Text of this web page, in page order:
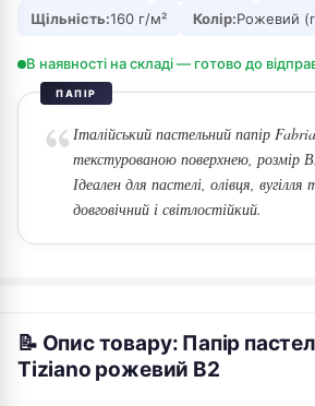
Щільність:160 г/м² Колір:Рожевий
В наявності на складі — готово до
ПАПІР
Італійський пастельний папір
текстурованою поверхнею, розмір
Ідеален для пастелі, олівця,
довговічний і світлостійкий.
📝 Опис товару: Папір
Tiziano рожевий В2